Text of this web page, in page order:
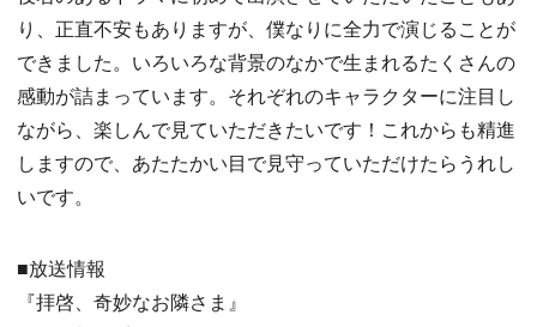
り、正直不安もありますが、僕なりに全力で演じることが
できました。いろいろな背景のなかで生まれるたくさんの
感動が詰まっています。それぞれのキャラクターに注目し
ながら、楽しんで見ていただきたいです！これからも精進
しますので、あたたかい目で見守っていただけたらうれし
いです。
■放送情報
『拝啓、奇妙なお隣さま』